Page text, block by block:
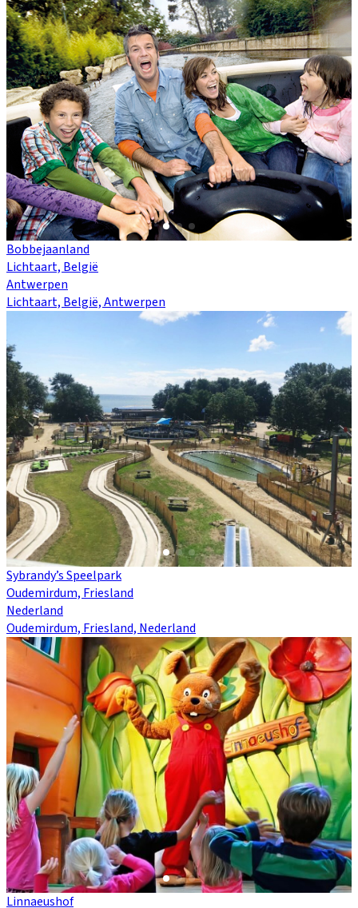
Bobbejaanland
Lichtaart, België
Antwerpen
Lichtaart, België, Antwerpen
Sybrandy’s Speelpark
Oudemirdum, Friesland
Nederland
Oudemirdum, Friesland, Nederland
Linnaeushof